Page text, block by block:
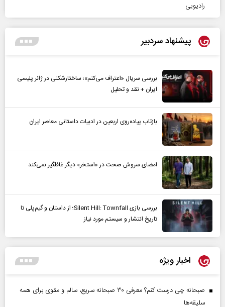
رادیویی
پیشنهاد سردبیر
بررسی سریال «اعتراف می‌کنم»؛ ساختارشکنی در ژانر پلیسی
ایران + نقد و تحلیل
بازتاب پیاده‌روی اربعین در ادبیات داستانی معاصر ایران
امضای سروش صحت در «استخر» دیگر غافلگیر نمی‌کند
بررسی بازی Silent Hill: Townfall؛ از داستان و گیم‌پلی تا
تاریخ انتشار و سیستم مورد نیاز
اخبار ویژه
صبحانه چی درست کنم؟ معرفی ۳۰ صبحانه سریع، سالم و مقوی برای همه
سلیقه‌ها